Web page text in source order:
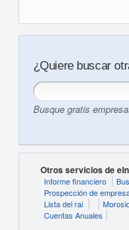
¿Quiere buscar
Busque gratis
Otros servicios de
Informe financiero
Prospección de
Lista del rai
Cuentas Anuales